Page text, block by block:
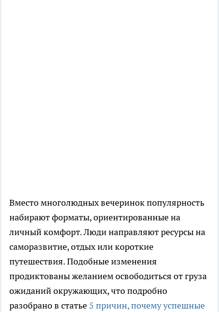
Вместо многолюдных вечеринок популярность
набирают форматы, ориентированные на
личный комфорт. Люди направляют ресурсы на
саморазвитие, отдых или короткие
путешествия. Подобные изменения
продиктованы желанием освободиться от груза
ожиданий окружающих, что подробно
разобрано в статье 5 причин, почему успешные